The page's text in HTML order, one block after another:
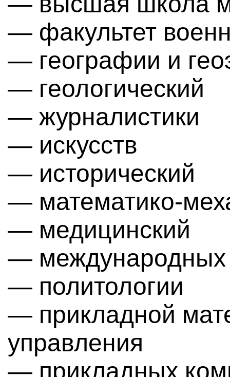
— факультет
— географии и
— геологический
— журналистики
— искусств
— исторический
— математико-
— медицинский
— международных
— политологии
— прикладной
управления
— прикладных